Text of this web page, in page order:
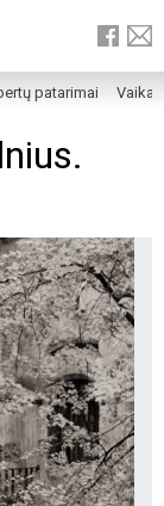
patarimai